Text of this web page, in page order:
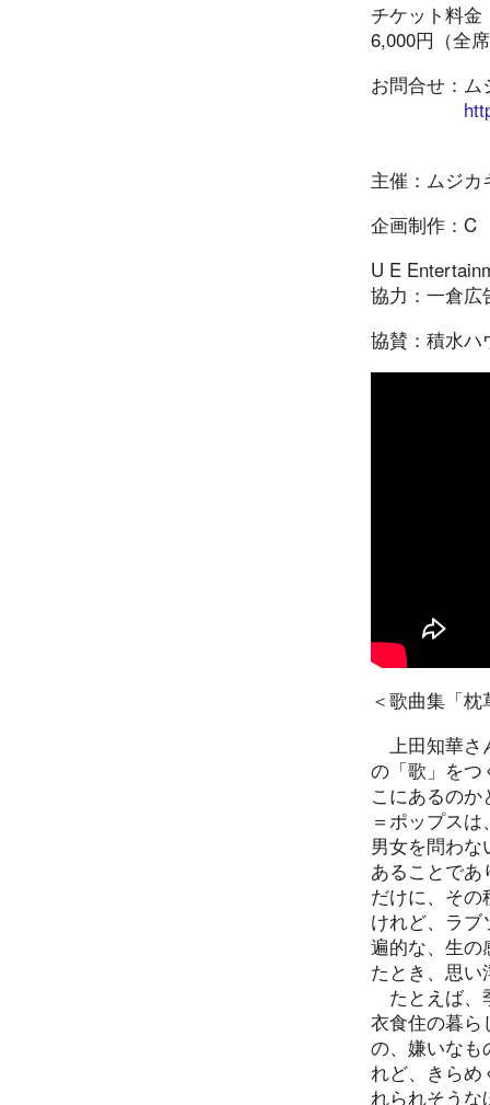
チケット料金
6,000円（全
お問合せ：
主催：ムジカ
企画制作：C
U E
協力：一倉広
協賛：積水ハ
＜歌曲集「
上田知華さ
の「歌」をつ
こにあるの
＝ポップス
男女を問わ
あることで
だけに、そ
けれど、ラ
遍的な、生の
たとき、思
たとえば、
衣食住の暮ら
の、嫌いなも
れど、きらめ
れられそうな